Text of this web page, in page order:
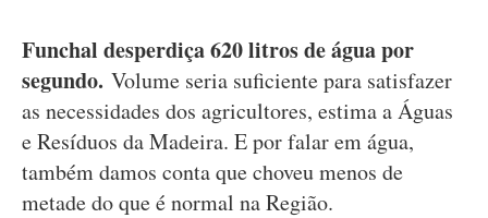
Funchal desperdiça 620 litros de água por
segundo. Volume seria suficiente para satisfazer
as necessidades dos agricultores, estima a Águas
e Resíduos da Madeira. E por falar em água,
também damos conta que choveu menos de
metade do que é normal na Região.